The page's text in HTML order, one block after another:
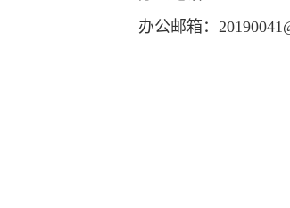
办公邮箱：